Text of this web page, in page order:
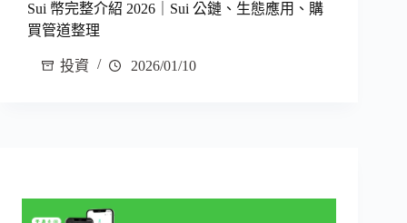
Sui 幣完整介紹 2026｜Sui 公鏈、生態應用、購
買管道整理
投資 2026/01/10